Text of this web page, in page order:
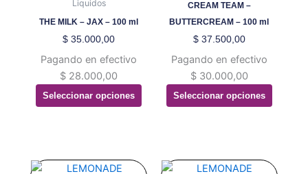
Liquidos
THE MILK – JAX – 100 ml
$ 35.000,00
Pagando en efectivo
$ 28.000,00
Seleccionar opciones
opciones
se
elegir
en
la
CREAM TEAM –
BUTTERCREAM – 100 ml
$37.500,00
Pagando en efectivo
$30.000,00
Seleccionar opciones
opciones
se
elegir
en
la
Este
Este